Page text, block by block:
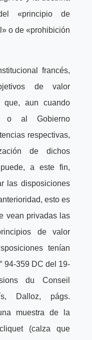
«principio de
o de «prohibición
francés,
de valor
que, aun cuando
o al Gobierno
respectivas,
de dichos
a este fin,
las disposiciones
esto es
vean privadas las
de valor
tenían
94-359 DC del 19-
du Conseil
Dalloz, págs.
muestra de la
(calza que